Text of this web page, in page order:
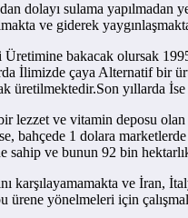
dolayı sulama
ve giderek
bakacak olursak
İlimizde çaya Alternatif bir
üretilmektedir.Son yıllarda
lezzet ve vitamin deposu
bahçede 1 dolara
sahip ve bunun 92 bin
karşılayamamakta ve İran,
ürene yönelmeleri için